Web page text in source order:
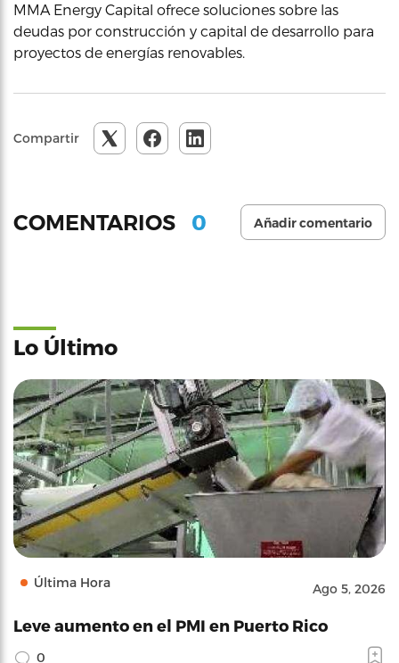
MMA Energy Capital ofrece soluciones sobre las
deudas por construcción y capital de desarrollo para
proyectos de energías renovables.
Compartir
COMENTARIOS 0 Añadir comentario
Lo Último
Última Hora Ago 5, 2026
Leve aumento en el PMI en Puerto Rico
0